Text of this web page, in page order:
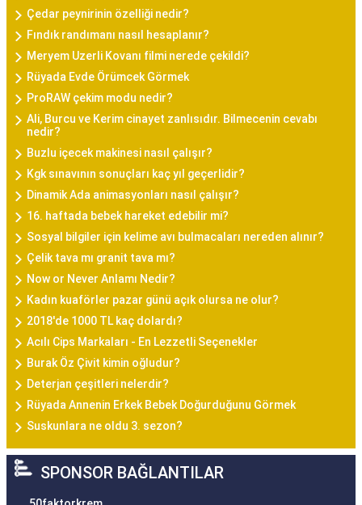
Çedar peynirinin özelliği nedir?
Fındık randımanı nasıl hesaplanır?
Meryem Uzerli Kovanı filmi nerede çekildi?
Rüyada Evde Örümcek Görmek
ProRAW çekim modu nedir?
Ali, Burcu ve Kerim cinayet zanlısıdır. Bilmecenin cevabı
nedir?
Buzlu içecek makinesi nasıl çalışır?
Kgk sınavının sonuçları kaç yıl geçerlidir?
Dinamik Ada animasyonları nasıl çalışır?
16. haftada bebek hareket edebilir mi?
Sosyal bilgiler için kelime avı bulmacaları nereden alınır?
Çelik tava mı granit tava mı?
Now or Never Anlamı Nedir?
Kadın kuaförler pazar günü açık olursa ne olur?
2018'de 1000 TL kaç dolardı?
Acılı Cips Markaları - En Lezzetli Seçenekler
Burak Öz Çivit kimin oğludur?
Deterjan çeşitleri nelerdir?
Rüyada Annenin Erkek Bebek Doğurduğunu Görmek
Suskunlara ne oldu 3. sezon?
SPONSOR BAĞLANTILAR